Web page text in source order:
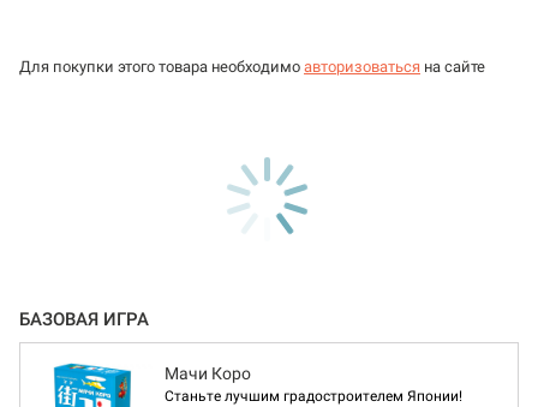
Для покупки этого товара необходимо авторизоваться на сайте
БАЗОВАЯ ИГРА
Мачи Коро
Станьте лучшим градостроителем Японии!